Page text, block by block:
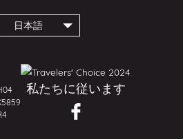
日本語
私たちに従います